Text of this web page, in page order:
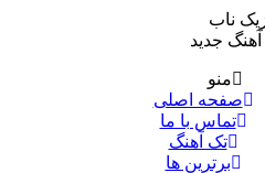
ناب
آهنگ جدید
منو
صفحه اصلی
تماس با ما
تک آهنگ
برترین ها